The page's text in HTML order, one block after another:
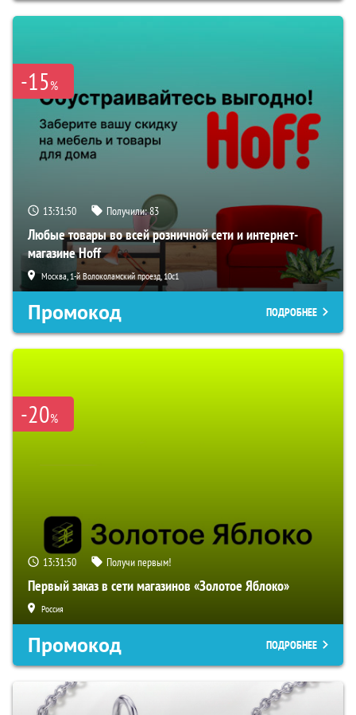
-15%
13:31:49 Получили:83
Любые товары во всей розничной сети и интернет-
магазине Hoff
Москва, 1-й Волоколамский проезд, 10с1
Промокод ПОДРОБНЕЕ
-20%
13:31:49 Получи первым!
Первый заказ в сети магазинов «Золотое Яблоко»
Россия
Промокод ПОДРОБНЕЕ